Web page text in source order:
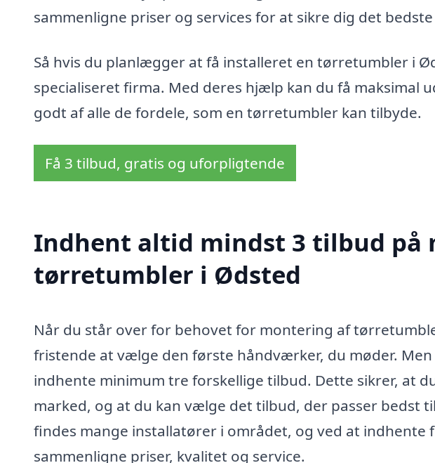
sammenligne priser og services for at sikre dig det
Så hvis du planlægger at få installeret en tørretumbler i
specialiseret firma. Med deres hjælp kan du få maksimal
godt af alle de fordele, som en tørretumbler kan tilbyde.
Få 3 tilbud, gratis og uforpligtende
Indhent altid mindst 3 tilbud på
tørretumbler i Ødsted
Når du står over for behovet for montering af
fristende at vælge den første håndværker, du møder.
indhente minimum tre forskellige tilbud. Dette sikrer, at
marked, og at du kan vælge det tilbud, der passer bedst
findes mange installatører i området, og ved at
sammenligne priser, kvalitet og service.